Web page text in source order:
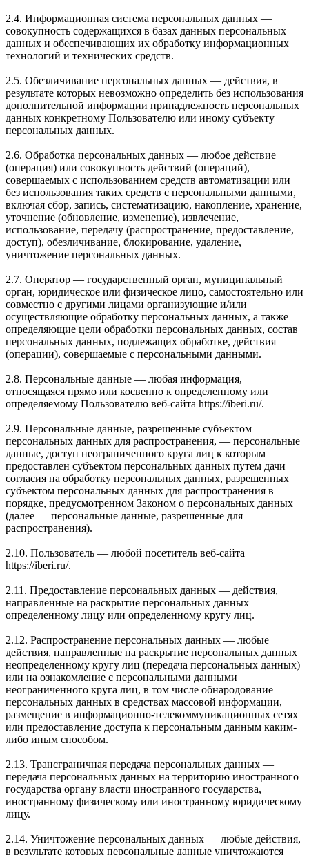
2.4. Информационная система персональных данных —
совокупность содержащихся в базах данных персональных
данных и обеспечивающих их обработку информационных
технологий и технических средств.
2.5. Обезличивание персональных данных — действия, в
результате которых невозможно определить без использования
дополнительной информации принадлежность персональных
данных конкретному Пользователю или иному субъекту
персональных данных.
2.6. Обработка персональных данных — любое действие
(операция) или совокупность действий (операций),
совершаемых с использованием средств автоматизации или
без использования таких средств с персональными данными,
включая сбор, запись, систематизацию, накопление, хранение,
уточнение (обновление, изменение), извлечение,
использование, передачу (распространение, предоставление,
доступ), обезличивание, блокирование, удаление,
уничтожение персональных данных.
2.7. Оператор — государственный орган, муниципальный
орган, юридическое или физическое лицо, самостоятельно или
совместно с другими лицами организующие и/или
осуществляющие обработку персональных данных, а также
определяющие цели обработки персональных данных, состав
персональных данных, подлежащих обработке, действия
(операции), совершаемые с персональными данными.
2.8. Персональные данные — любая информация,
относящаяся прямо или косвенно к определенному или
определяемому Пользователю веб-сайта https://iberi.ru/.
2.9. Персональные данные, разрешенные субъектом
персональных данных для распространения, — персональные
данные, доступ неограниченного круга лиц к которым
предоставлен субъектом персональных данных путем дачи
согласия на обработку персональных данных, разрешенных
субъектом персональных данных для распространения в
порядке, предусмотренном Законом о персональных данных
(далее — персональные данные, разрешенные для
распространения).
2.10. Пользователь — любой посетитель веб-сайта
https://iberi.ru/.
2.11. Предоставление персональных данных — действия,
направленные на раскрытие персональных данных
определенному лицу или определенному кругу лиц.
2.12. Распространение персональных данных — любые
действия, направленные на раскрытие персональных данных
неопределенному кругу лиц (передача персональных данных)
или на ознакомление с персональными данными
неограниченного круга лиц, в том числе обнародование
персональных данных в средствах массовой информации,
размещение в информационно-телекоммуникационных сетях
или предоставление доступа к персональным данным каким-
либо иным способом.
2.13. Трансграничная передача персональных данных —
передача персональных данных на территорию иностранного
государства органу власти иностранного государства,
иностранному физическому или иностранному юридическому
лицу.
2.14. Уничтожение персональных данных — любые действия,
в результате которых персональные данные уничтожаются